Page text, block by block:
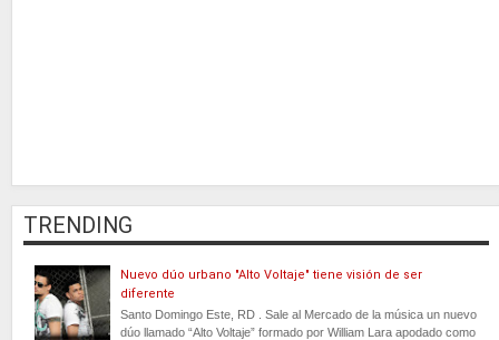
TRENDING
Nuevo dúo urbano "Alto Voltaje" tiene visión de ser
diferente
Santo Domingo Este, RD . Sale al Mercado de la música un nuevo
dúo llamado “Alto Voltaje” formado por William Lara apodado como